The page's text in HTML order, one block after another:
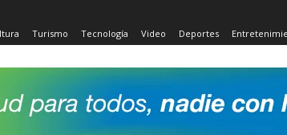
Turismo Tecnología Video Deportes